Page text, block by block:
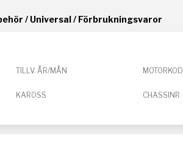
/ Universal / Förbrukningsvaror
TILLV. ÅR/MÅN MOTORKOD
KAROSS CHASSINR